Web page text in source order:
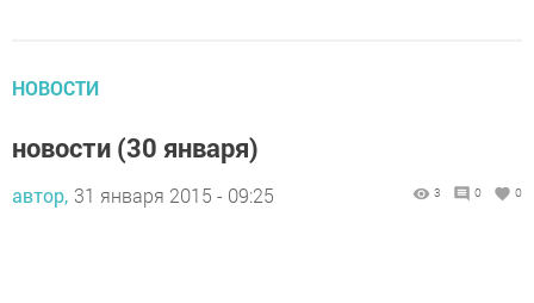
НОВОСТИ
новости (30 января)
автор, 31 января 2015 - 09:25 3 0 0